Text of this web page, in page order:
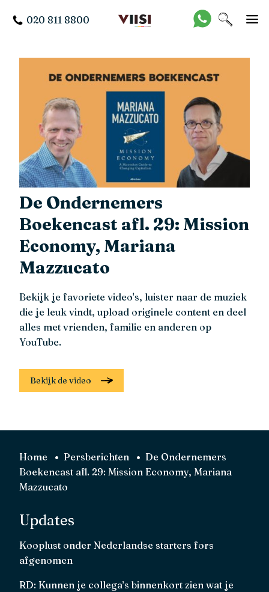
020 811 8800
De Ondernemers
Boekencast afl. 29: Mission
Economy, Mariana
Mazzucato
Bekijk je favoriete video's, luister naar de muziek
die je leuk vindt, upload originele content en deel
alles met vrienden, familie en anderen op
YouTube.
Bekijk de video
Home Persberichten
De Ondernemers
Boekencast afl. 29: Mission Economy, Mariana
Mazzucato
Updates
Kooplust onder Nederlandse starters fors
afgenomen
RD: Kunnen je collega’s binnenkort zien wat je